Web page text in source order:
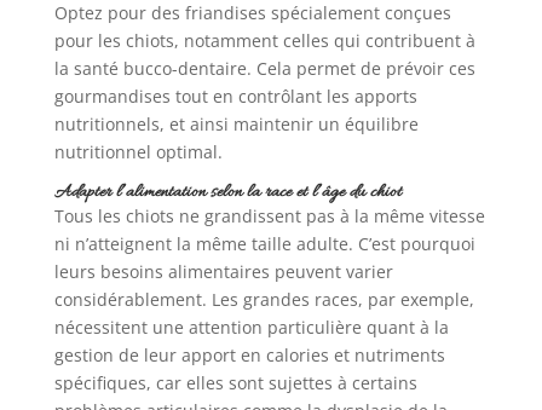
Optez pour des friandises spécialement conçues
pour les chiots, notamment celles qui contribuent à
la santé bucco-dentaire. Cela permet de prévoir ces
gourmandises tout en contrôlant les apports
nutritionnels, et ainsi maintenir un équilibre
nutritionnel optimal.
Adapter l’alimentation selon la race et l’âge du chiot
Tous les chiots ne grandissent pas à la même vitesse
ni n’atteignent la même taille adulte. C’est pourquoi
leurs besoins alimentaires peuvent varier
considérablement. Les grandes races, par exemple,
nécessitent une attention particulière quant à la
gestion de leur apport en calories et nutriments
spécifiques, car elles sont sujettes à certains